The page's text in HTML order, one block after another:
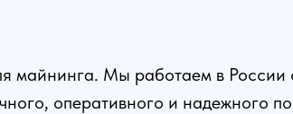
майнинга. Мы работаем в России
оперативного и надежного